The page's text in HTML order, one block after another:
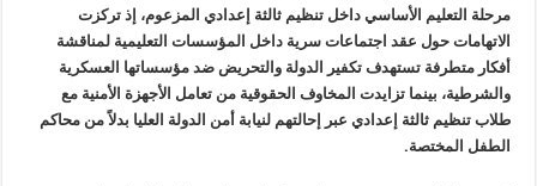
مرحلة التعليم الأساسي داخل تنظيم ثالثة إعدادي المزعوم، إذ تركزت
الاتهامات حول عقد اجتماعات سرية داخل المؤسسات التعليمية لمناقشة
أفكار متطرفة تستهدف تكفير
الدولة والتحريض ضد مؤسساتها العسكرية
والشرطية، بينما تزايدت المخاوف الحقوقية من تعامل الأجهزة الأمنية مع
طلاب تنظيم ثالثة إعدادي عبر إحالتهم لنيابة أمن الدولة العليا بدلاً من محاكم
الطفل المختصة.